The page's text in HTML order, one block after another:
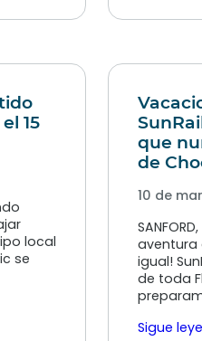
15
local
se
que
de
10 de
aventura
igual!
de toda
Sigue